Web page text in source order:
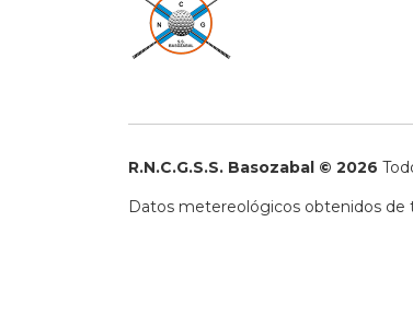
R.N.C.G.S.S. Basozabal © 2026
Datos metereológicos obtenidos de